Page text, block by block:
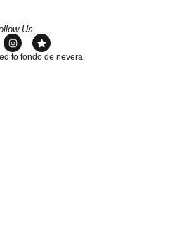
Us
to fondo de nevera.